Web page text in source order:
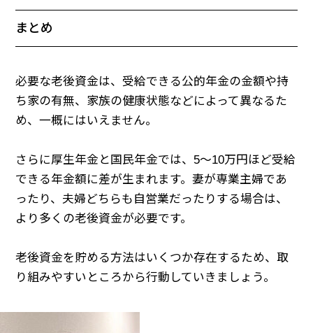
まとめ
必要な老後資金は、受給できる公的年金の金額や持
ち家の有無、家族の健康状態などによって異なるた
め、一概にはいえません。
さらに厚生年金と国民年金では、5～10万円ほど受給
できる年金額に差が生まれます。妻が専業主婦であ
ったり、夫婦どちらも自営業だったりする場合は、
より多くの老後資金が必要です。
老後資金を貯める方法はいくつか存在するため、取
り組みやすいところから行動していきましょう。